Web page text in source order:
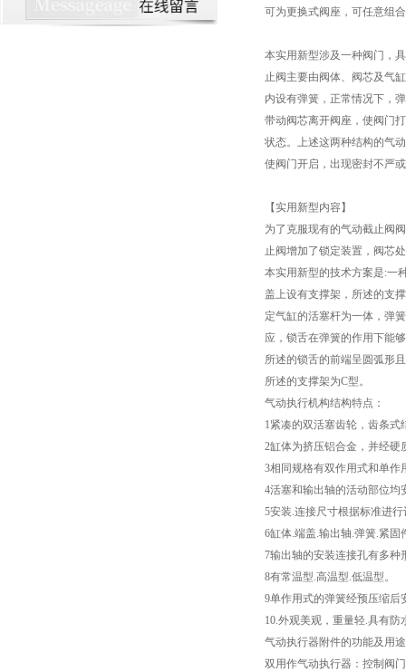
可为更换式阀座，可任意组
本实用新型涉及一种阀门，
止阀主要由阀体、阀芯及气
内设有弹簧，正常情况下，
带动阀芯离开阀座，使阀门
状态。上述这两种结构的气
使阀门开启，出现密封不严
【实用新型内容】
为了克服现有的气动截止阀
止阀增加了锁定装置，阀芯
本实用新型的技术方案是:一
盖上设有支撑架，所述的支
定气缸的活塞杆为一体，弹
应，锁舌在弹簧的作用下能
所述的锁舌的前端呈圆弧形
所述的支撑架为C型。
气动执行机构结构特点：
1紧凑的双活塞齿轮，齿条
2缸体为挤压铝合金，并经硬
3相同规格有双作用式和单作
4活塞和输出轴的活动部位
5安装.连接尺寸根据标准进
6缸体.端盖.输出轴.弹簧.紧固
7输出轴的安装连接孔有多种
8有常温型.高温型.低温型。
9单作用式的弹簧经预压缩后
10.外观美观，重量轻.具有防
气动执行器附件的功能及用途
双用作气动执行器：控制阀